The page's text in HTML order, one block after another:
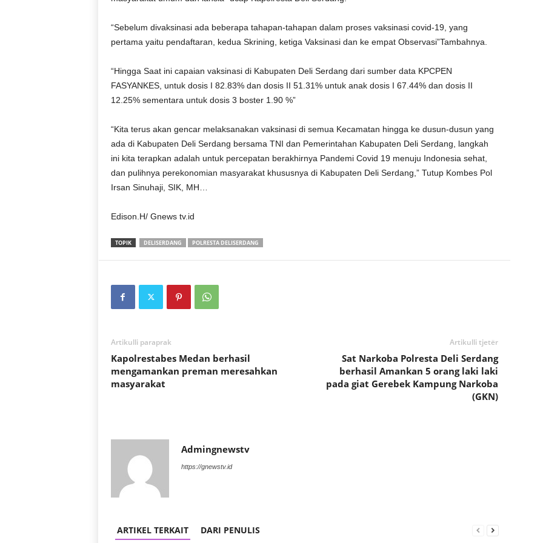
“Sebelum divaksinasi ada beberapa tahapan-tahapan dalam proses vaksinasi covid-19, yang
pertama yaitu pendaftaran, kedua Skrining, ketiga Vaksinasi dan ke empat Observasi”Tambahnya.
“Hingga Saat ini capaian vaksinasi di Kabupaten Deli Serdang dari sumber data KPCPEN
FASYANKES, untuk dosis I 82.83% dan dosis II 51.31% untuk anak dosis I 67.44% dan dosis II
12.25% sementara untuk dosis 3 boster 1.90 %”
“Kita terus akan gencar melaksanakan vaksinasi di semua Kecamatan hingga ke dusun-dusun yang
ada di Kabupaten Deli Serdang bersama TNI dan Pemerintahan Kabupaten Deli Serdang, langkah
ini kita terapkan adalah untuk percepatan berakhirnya Pandemi Covid 19 menuju Indonesia sehat,
dan pulihnya perekonomian masyarakat khususnya di Kabupaten Deli Serdang,” Tutup Kombes Pol
Irsan Sinuhaji, SIK, MH…
Edison.H/ Gnews tv.id
TOPIK DELISERDANG POLRESTA DELISERDANG
Artikulli paraprak
Kapolrestabes Medan berhasil
mengamankan preman meresahkan
masyarakat
Artikulli tjetër
Sat Narkoba Polresta Deli Serdang
berhasil Amankan 5 orang laki laki
pada giat Gerebek Kampung Narkoba
(GKN)
Admingnewstv
https://gnewstv.id
ARTIKEL TERKAIT DARI PENULIS